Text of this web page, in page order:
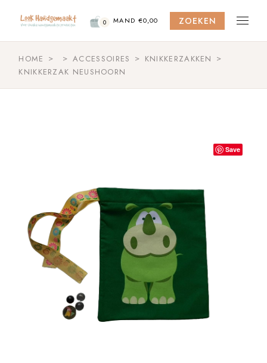
content
0 MAND €0,00 ZOEKEN
HOME ACCESSOIRES
KNIKKERZAKKEN
KNIKKERZAK NEUSHOORN
Save